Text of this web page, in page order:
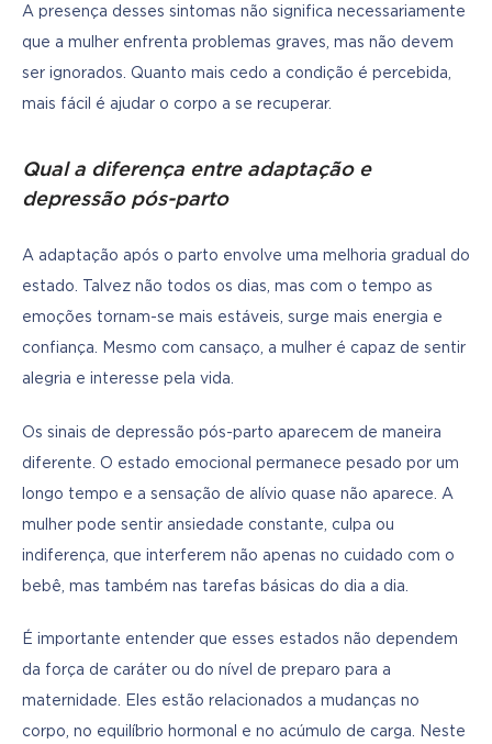
A presença desses sintomas não significa necessariamente
que a mulher enfrenta problemas graves, mas não devem
ser ignorados. Quanto mais cedo a condição é percebida,
mais fácil é ajudar o corpo a se recuperar.
Qual a diferença entre adaptação e
depressão pós-parto
A adaptação após o parto envolve uma melhoria gradual do
estado. Talvez não todos os dias, mas com o tempo as
emoções tornam-se mais estáveis, surge mais energia e
confiança. Mesmo com cansaço, a mulher é capaz de sentir
alegria e interesse pela vida.
Os sinais de depressão pós-parto aparecem de maneira
diferente. O estado emocional permanece pesado por um
longo tempo e a sensação de alívio quase não aparece. A
mulher pode sentir ansiedade constante, culpa ou
indiferença, que interferem não apenas no cuidado com o
bebê, mas também nas tarefas básicas do dia a dia.
É importante entender que esses estados não dependem
da força de caráter ou do nível de preparo para a
maternidade. Eles estão relacionados a mudanças no
corpo, no equilíbrio hormonal e no acúmulo de carga. Neste